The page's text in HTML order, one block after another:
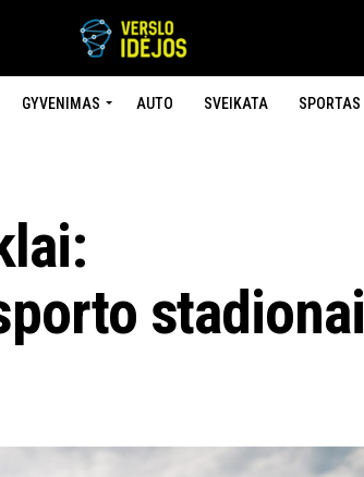
GYVENIMAS AUTO SVEIKATA SPORTAS
stadionai